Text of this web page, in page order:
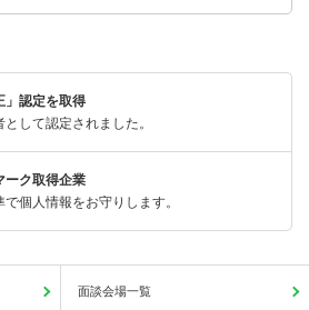
」認定を取得
して認定されました。
ーク取得企業
個人情報をお守りします。
面談会場一覧